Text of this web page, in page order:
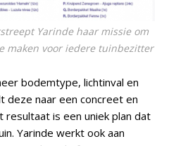
Yarinde haar missie om
maken voor iedere tuinbezitter
bodemtype, lichtinval en
deze naar een concreet en
is een uniek plan dat
Yarinde werkt ook aan